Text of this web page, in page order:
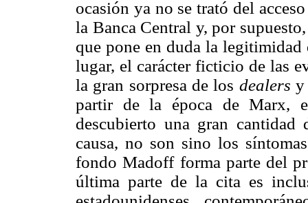
ocasión ya no se trató del
la Banca Central y, por
que pone en duda la
lugar, el carácter ficticio de las
la gran sorpresa de los dealers y
partir de la época de Marx,
descubierto una gran
causa, no son sino los
fondo Madoff forma parte del
última parte de la cita es